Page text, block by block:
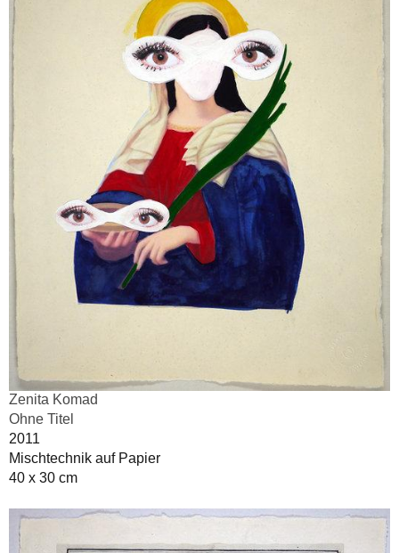
Zenita Komad
Ohne Titel
2011
Mischtechnik auf Papier
40 x 30 cm